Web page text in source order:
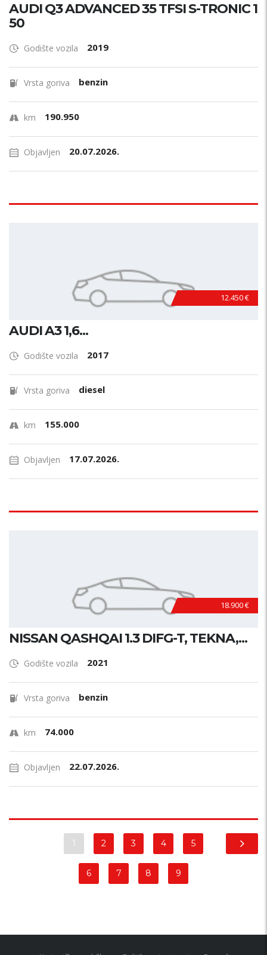
AUDI Q3 ADVANCED 35 TFSI S-TRONIC 1
50
Godište vozila 2019
Vrsta goriva benzin
km 190.950
Objavljen 20.07.2026.
12.450 €
AUDI A3 1,6...
Godište vozila 2017
Vrsta goriva diesel
km 155.000
Objavljen 17.07.2026.
18.900 €
NISSAN QASHQAI 1.3 DIFG-T, TEKNA,...
Godište vozila 2021
Vrsta goriva benzin
km 74.000
Objavljen 22.07.2026.
1 2 3 4 5
6 7 8 9